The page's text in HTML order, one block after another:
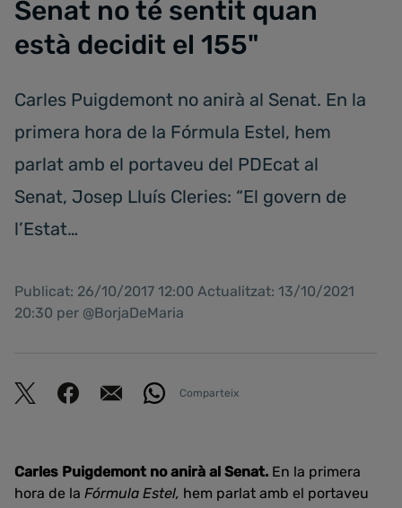
Senat no té sentit quan
està decidit el 155"
Carles Puigdemont no anirà al Senat. En la
primera hora de la Fórmula Estel, hem
parlat amb el portaveu del PDEcat al
Senat, Josep Lluís Cleries: “El govern de
l’Estat…
Publicat: 26/10/2017 12:00 Actualitzat: 13/10/2021
20:30 per @BorjaDeMaria
Comparteix
Carles Puigdemont no anirà al Senat. En la primera
hora de la Fórmula Estel, hem parlat amb el portaveu